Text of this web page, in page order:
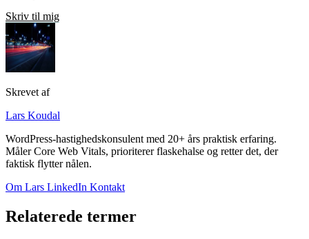
Skriv til mig
Skrevet af
Lars Koudal
WordPress-hastighedskonsulent med 20+ års praktisk erfaring.
Måler Core Web Vitals, prioriterer flaskehalse og retter det, der
faktisk flytter nålen.
Om Lars LinkedIn Kontakt
Relaterede termer